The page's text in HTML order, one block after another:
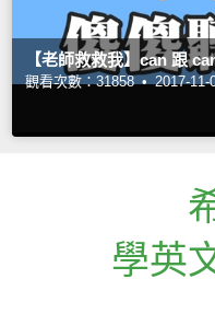
【老師救救我】can 跟
觀看次數：31858 • 2017-11-
學英